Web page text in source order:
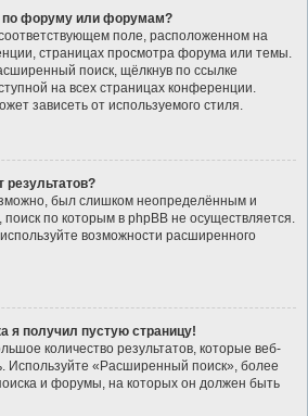
по форуму или форумам?
поле, расположенном на
страницах просмотра форума или темы.
поиск, щёлкнув по ссылке
на всех страницах конференции.
зависеть от используемого стиля.
результатов?
был слишком неопределённым и
по которым в phpBB не осуществляется.
возможности расширенного
я получил пустую страницу!
количество результатов, которые веб-
Используйте «Расширенный поиск», более
и форумы, на которых он должен быть